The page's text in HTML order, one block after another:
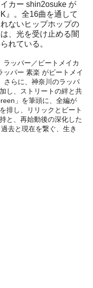
カー shin2osuke が
』。全16曲を通して
ないヒップホップの
、光を受け止める闇
れている。
ラッパー／ビートメイカ
ッパー 素楽 がビートメイ
さらに、神奈川のラッパ
し、ストリートの絆と共
」を筆頭に、全編が
排し、リリックとビート
と、再始動後の深化した
去と現在を繋ぐ、生き